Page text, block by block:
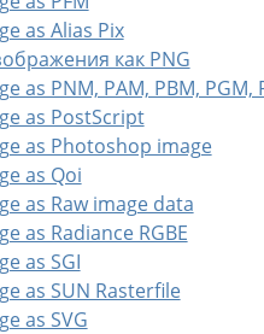
as Alias Pix
как PNG
as PNM, PAM, PBM, PGM,
as PostScript
as Photoshop image
as Qoi
as Raw image data
as Radiance RGBE
as SGI
as SUN Rasterfile
as SVG